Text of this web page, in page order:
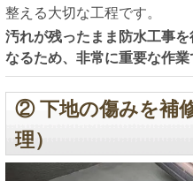
整える大切な工程です。
汚れが残ったまま防水工事
なるため、非常に重要な作業
② 下地の傷みを補
理）